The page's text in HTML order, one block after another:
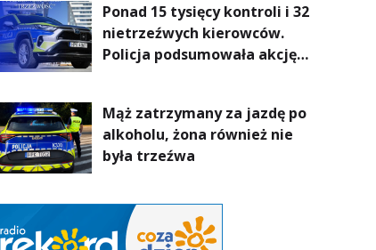
Ponad 15 tysięcy kontroli i 32
nietrzeźwych kierowców.
Policja podsumowała akcję
Mąż zatrzymany za jazdę po
alkoholu, żona również nie
była trzeźwa